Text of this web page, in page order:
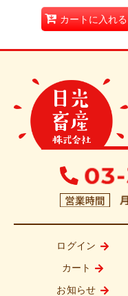
カートに入れる
ログイン
カート
お知らせ